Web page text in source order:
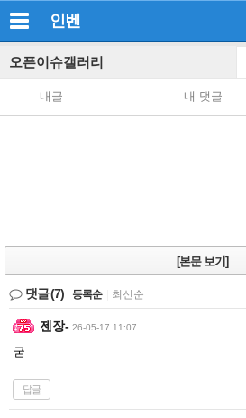
인벤
오픈이슈갤러리
내글 내 댓글
[본문 보기]
댓글(7) 등록순 최신순
젠장- 26-05-17 11:07
굳
답글